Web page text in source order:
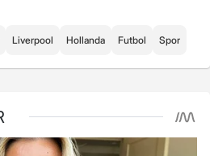
Liverpool Hollanda Futbol Spor